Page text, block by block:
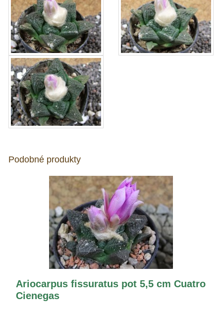
Podobné produkty
Ariocarpus fissuratus pot 5,5 cm Cuatro
Cienegas